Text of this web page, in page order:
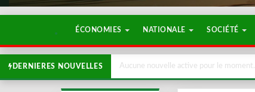
ÉCONOMIES NATIONALE SOCIÉTÉ
DERNIERES NOUVELLES Aucune nouvelle active pour le moment.